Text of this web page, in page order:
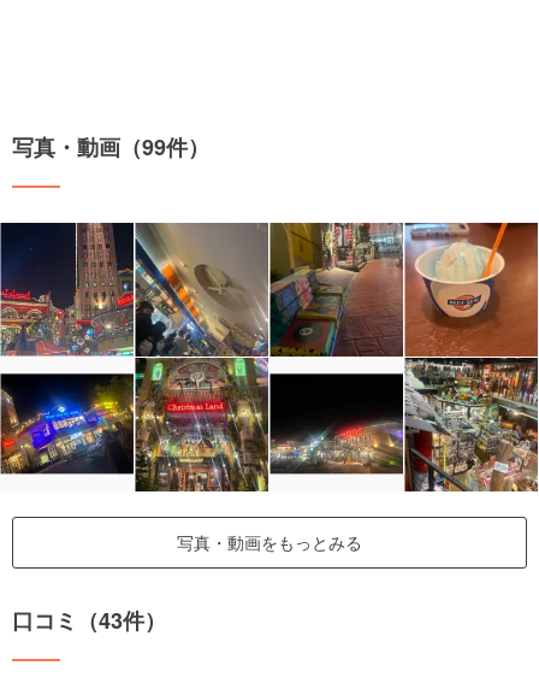
写真・動画（99件）
写真・動画をもっとみる
口コミ（43件）